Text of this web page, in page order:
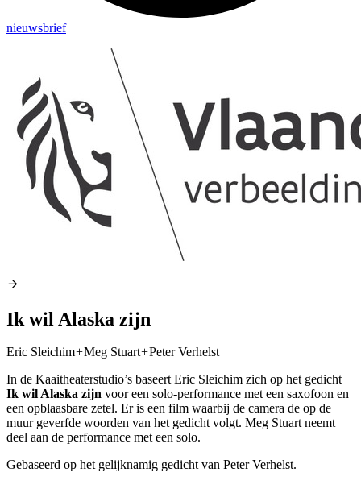
nieuwsbrief
Ik wil Alaska zijn
Eric Sleichim+Meg Stuart+Peter Verhelst
In de Kaaitheaterstudio’s baseert Eric Sleichim zich op het gedicht
Ik wil Alaska zijn voor een solo-performance met een saxofoon en
een opblaasbare zetel. Er is een film waarbij de camera de op de
muur geverfde woorden van het gedicht volgt. Meg Stuart neemt
deel aan de performance met een solo.
Gebaseerd op het gelijknamig gedicht van Peter Verhelst.